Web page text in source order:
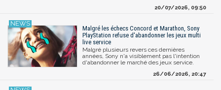
20/07/2026, 09:50
Malgré les échecs Concord et Marathon, Sony
PlayStation refuse d'abandonner les jeux multi
live service
Malgré plusieurs revers ces dernières
années, Sony n'a visiblement pas l'intention
d'abandonner le marché des jeux service.
26/06/2026, 20:47